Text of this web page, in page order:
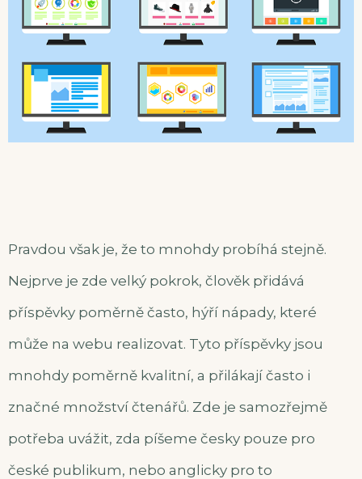
Pravdou však je, že to mnohdy probíhá stejně.
Nejprve je zde velký pokrok, člověk přidává
příspěvky poměrně často, hýří nápady, které
může na webu realizovat. Tyto příspěvky jsou
mnohdy poměrně kvalitní, a přilákají často i
značné množství čtenářů. Zde je samozřejmě
potřeba uvážit, zda píšeme česky pouze pro
české publikum, nebo anglicky pro to